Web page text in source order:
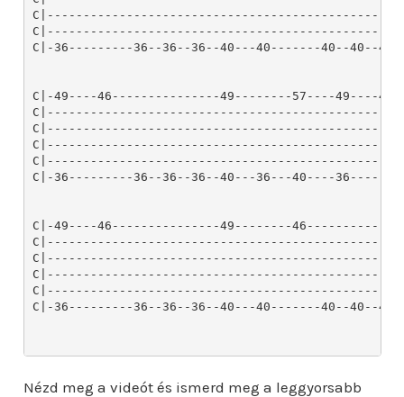
Nézd meg a videót és ismerd meg a leggyorsabb